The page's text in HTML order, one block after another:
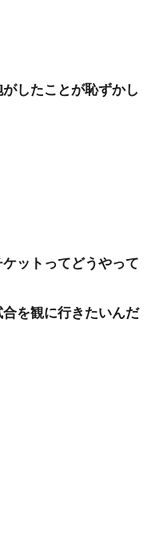
したことが恥ずかし
ットってどうやって
を観に行きたいんだ